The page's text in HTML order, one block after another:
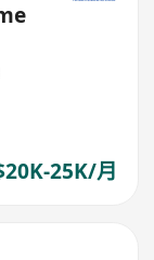
25K/月